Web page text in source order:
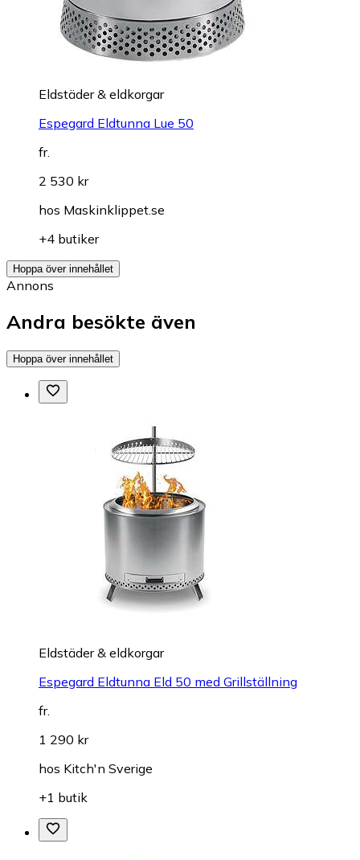
Eldstäder & eldkorgar
Espegard Eldtunna Lue 50
fr.
2 530 kr
hos Maskinklippet.se
+4 butiker
Hoppa över innehållet
Annons
Andra besökte även
Hoppa över innehållet
Eldstäder & eldkorgar
Espegard Eldtunna Eld 50 med Grillställning
fr.
1 290 kr
hos Kitch'n Sverige
+1 butik